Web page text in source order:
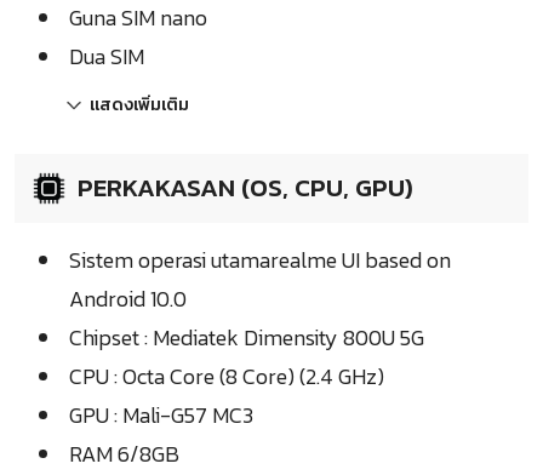
Guna SIM nano
Dua SIM
แสดงเพิ่มเติม
PERKAKASAN (OS, CPU, GPU)
Sistem operasi utamarealme UI based on
Android 10.0
Chipset : Mediatek Dimensity 800U 5G
CPU : Octa Core (8 Core) (2.4 GHz)
GPU : Mali-G57 MC3
RAM 6/8GB